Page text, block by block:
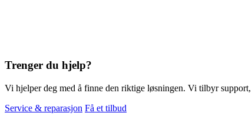
Trenger du hjelp?
Vi hjelper deg med å finne den riktige løsningen. Vi tilbyr
Service & reparasjon Få et tilbud